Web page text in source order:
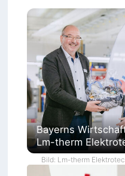
Bayerns
Lm-therm
Bild: Lm-therm